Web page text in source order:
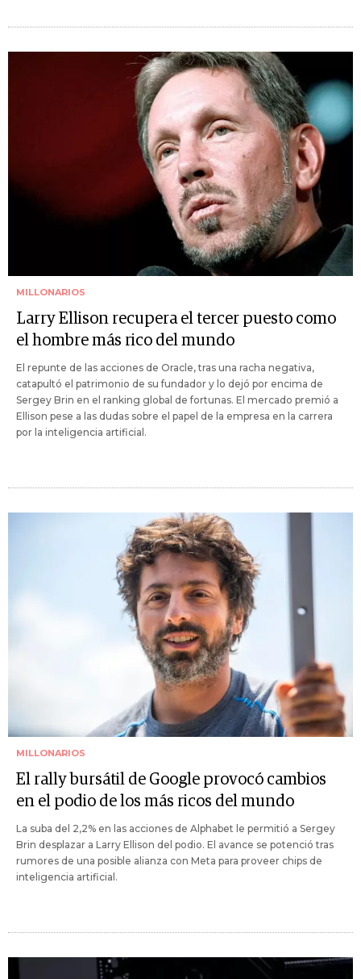
MILLONARIOS
Larry Ellison recupera el tercer puesto como
el hombre más rico del mundo
El repunte de las acciones de Oracle, tras una racha negativa,
catapultó el patrimonio de su fundador y lo dejó por encima de
Sergey Brin en el ranking global de fortunas. El mercado premió a
Ellison pese a las dudas sobre el papel de la empresa en la carrera
por la inteligencia artificial.
MILLONARIOS
El rally bursátil de Google provocó cambios
en el podio de los más ricos del mundo
La suba del 2,2% en las acciones de Alphabet le permitió a Sergey
Brin desplazar a Larry Ellison del podio. El avance se potenció tras
rumores de una posible alianza con Meta para proveer chips de
inteligencia artificial.